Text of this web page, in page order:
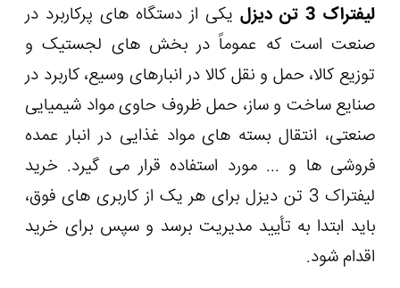
لیفتراک 3 تن دیزل
یکی از دستگاه های پرکاربرد در
صنعت است که عموماً در بخش های لجستیک و
توزیع کالا، حمل و نقل کالا در انبارهای وسیع، کاربرد در
صنایع ساخت و ساز، حمل ظروف حاوی مواد شیمیایی
صنعتی، انتقال بسته های مواد غذایی در انبار عمده
فروشی ها و ... مورد استفاده قرار می گیرد. خرید
لیفتراک 3 تن دیزل برای هر یک از کاربری های فوق،
باید ابتدا به تأیید مدیریت برسد و سپس برای خرید
اقدام شود.